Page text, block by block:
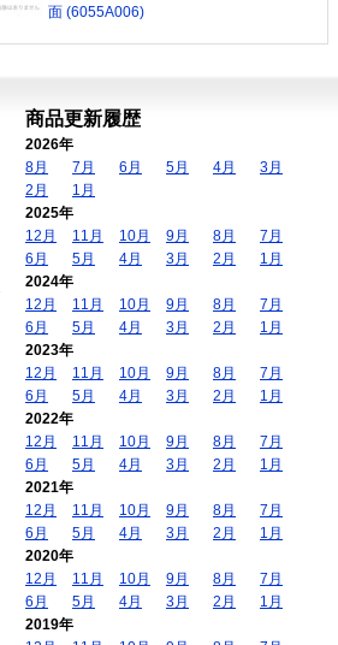
面 (6055A006)
商品更新履歴
2026年
8月
7月 6月 5月 4月
3月
2月
1月
2025年
12月
11月 10月 9月 8月
7月
6月
5月 4月 3月 2月
1月
2024年
12月
11月 10月 9月 8月
7月
6月
5月 4月 3月 2月
1月
2023年
12月
11月 10月 9月 8月
7月
6月
5月 4月 3月 2月
1月
2022年
12月
11月 10月 9月 8月
7月
6月
5月 4月 3月 2月
1月
2021年
12月
11月 10月 9月 8月
7月
6月
5月 4月 3月 2月
1月
2020年
12月
11月 10月 9月 8月
7月
6月
5月 4月 3月 2月
1月
2019年